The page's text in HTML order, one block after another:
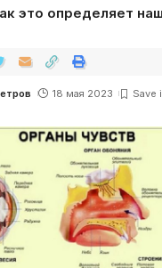
это определяет
18 мая 2023